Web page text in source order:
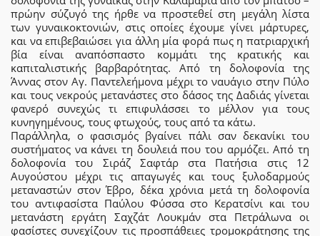
πρώην σύζυγό της ήρθε να προστεθεί στη μεγάλη λίστα
των γυναικοκτονιών, στις οποίες έχουμε γίνει μάρτυρες,
και να επιβεβαιώσει για άλλη μία φορά πως η πατριαρχική
βία είναι αναπόσπαστο κομμάτι της κρατικής και
καπιταλιστικής βαρβαρότητας. Από τη δολοφονία της
Άννας στον Αγ. Παντελεήμονα μέχρι το ναυάγιο στην Πύλο
και τους νεκρούς μετανάστες στο δάσος της Δαδιάς γίνεται
φανερό συνεχώς τι επιφυλάσσει το μέλλον για τους
κυνηγημένους, τους φτωχούς, τους από τα κάτω.
Παράλληλα, ο φασισμός βγαίνει πάλι σαν δεκανίκι του
συστήματος να κάνει τη δουλειά που του αρμόζει. Από τη
δολοφονία του Σιράζ Σαφτάρ στα Πατήσια στις 12
Αυγούστου μέχρι τις απαγωγές και τους ξυλοδαρμούς
μεταναστών στον Έβρο, δέκα χρόνια μετά τη δολοφονία
του αντιφασίστα Παύλου Φύσσα στο Κερατσίνι και του
μετανάστη εργάτη Σαχζάτ Λουκμάν στα Πετράλωνα οι
φασίστες συνεχίζουν τις προσπάθειες τρομοκράτησης της